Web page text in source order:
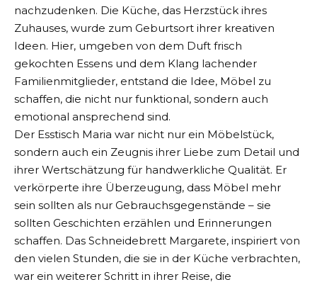
nachzudenken. Die Küche, das Herzstück ihres
Zuhauses, wurde zum Geburtsort ihrer kreativen
Ideen. Hier, umgeben von dem Duft frisch
gekochten Essens und dem Klang lachender
Familienmitglieder, entstand die Idee, Möbel zu
schaffen, die nicht nur funktional, sondern auch
emotional ansprechend sind.
Der Esstisch Maria war nicht nur ein Möbelstück,
sondern auch ein Zeugnis ihrer Liebe zum Detail und
ihrer Wertschätzung für handwerkliche Qualität. Er
verkörperte ihre Überzeugung, dass Möbel mehr
sein sollten als nur Gebrauchsgegenstände – sie
sollten Geschichten erzählen und Erinnerungen
schaffen. Das Schneidebrett Margarete, inspiriert von
den vielen Stunden, die sie in der Küche verbrachten,
war ein weiterer Schritt in ihrer Reise, die